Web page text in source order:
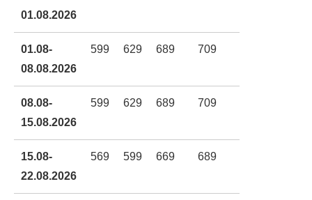
01.08.2026
01.08-
08.08.2026
599 629 689 709
08.08-
15.08.2026
599 629 689 709
15.08-
22.08.2026
569 599 669 689